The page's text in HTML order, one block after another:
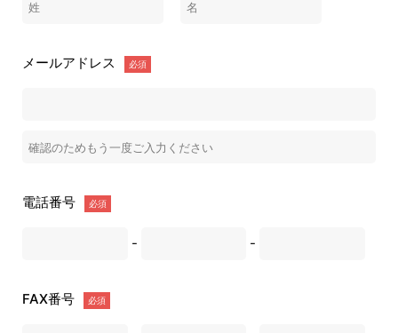
メールアドレス 必須
電話番号 必須
- -
FAX番号 必須